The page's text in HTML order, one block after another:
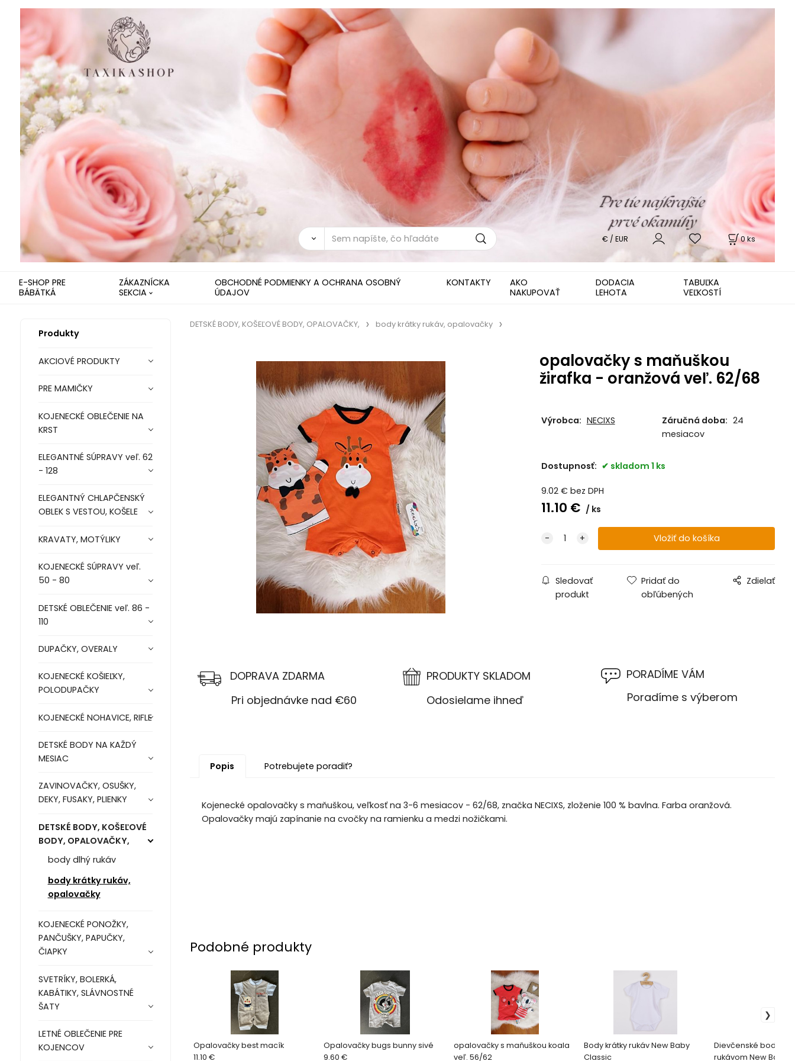
0ks
€ / EUR
E-SHOP PRE
BÁBÄTKÁ
ZÁKAZNÍCKA
SEKCIA
OBCHODNÉ PODMIENKY A OCHRANA OSOBNÝ
ÚDAJOV
KONTAKTY
AKO
NAKUPOVAŤ
DODACIA
LEHOTA
TABUĽKA
VEĽKOSTÍ
Produkty
AKCIOVÉ PRODUKTY
PRE MAMIČKY
KOJENECKÉ OBLEČENIE NA
KRST
ELEGANTNÉ SÚPRAVY veľ. 62
- 128
ELEGANTNÝ CHLAPČENSKÝ
OBLEK S VESTOU, KOŠELE
KRAVATY, MOTÝLIKY
KOJENECKÉ SÚPRAVY veľ.
50 - 80
DETSKÉ OBLEČENIE veľ. 86 -
110
DUPAČKY, OVERALY
KOJENECKÉ KOŠIEĽKY,
POLODUPAČKY
KOJENECKÉ NOHAVICE, RIFLE
DETSKÉ BODY NA KAŽDÝ
MESIAC
ZAVINOVAČKY, OSUŠKY,
DEKY, FUSAKY, PLIENKY
DETSKÉ BODY, KOŠEĽOVÉ
BODY, OPALOVAČKY,
body dlhý rukáv
body krátky rukáv,
opalovačky
KOJENECKÉ PONOŽKY,
PANČUŠKY, PAPUČKY,
ČIAPKY
SVETRÍKY, BOLERKÁ,
KABÁTIKY, SLÁVNOSTNÉ
ŠATY
LETNÉ OBLEČENIE PRE
KOJENCOV
DETSKÉ BODY, KOŠEĽOVÉ BODY, OPALOVAČKY, body krátky rukáv, opalovačky
opalovačky s maňuškou
žirafka - oranžová veľ. 62/68
Výrobca: NECIXS Záručná doba: 24
mesiacov
Dostupnosť: skladom 1 ks
9.02€ bez DPH
11.10 € ks
Sledovať
produkt
Pridať do
obľúbených
Zdielať
DOPRAVA ZDARMA
Pri objednávke nad €60
PRODUKTY SKLADOM
Odosielame ihneď
PORADÍME VÁM
Poradíme s výberom
Popis Potrebujete poradiť?
Kojenecké opalovačky s maňuškou, veľkosť na 3-6 mesiacov - 62/68, značka NECIXS, zloženie 100 % bavlna. Farba oranžová.
Opalovačky majú zapínanie na cvočky na ramienku a medzi nožičkami.
Podobné produkty
Opalovačky best macík
11.10 €
Opalovačky bugs bunny sivé
9.60 €
opalovačky s maňuškou koala
veľ. 56/62
Body krátky rukáv New Baby
Classic
Dievčenské body s
rukávom New Baby